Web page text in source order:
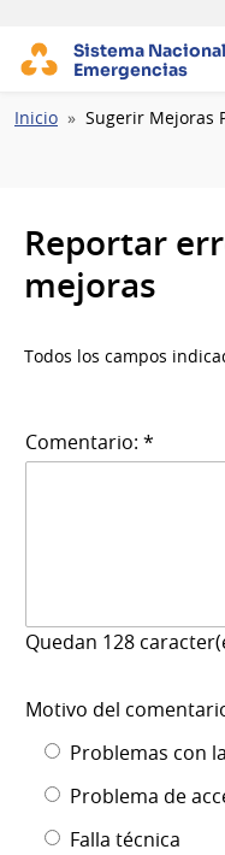
Sistema
Emergencias
Ruta
Inicio Sugerir Mejoras
Reportar
mejoras
Todos los campos
Comentario: *
Quedan 128
Motivo del
Problemas con
Problema de
Falla técnica